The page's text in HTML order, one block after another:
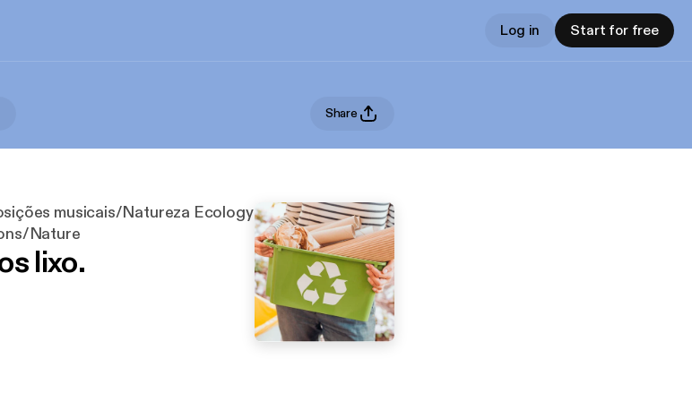
Log in Start for free
Share
musicais/Natureza Ecology
Nature
lixo.